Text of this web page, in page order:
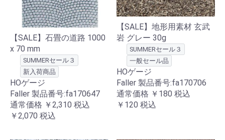
【SALE】石畳の道路 1000
x 70 mm
SUMMERセール３
新入荷商品
HOゲージ
Faller 製品番号:fa170647
通常価格 ￥2,310 税込
￥2,070 税込
【SALE】地形用素材 玄武
岩 グレー 30g
SUMMERセール３
一般セール品
HOゲージ
Faller 製品番号:fa170706
通常価格 ￥180 税込
￥120 税込